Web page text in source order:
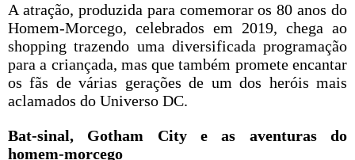
A atração, produzida para comemorar os 80 anos do
Homem-Morcego, celebrados em 2019, chega ao
shopping trazendo uma diversificada programação
para a criançada, mas que também promete encantar
os fãs de várias gerações de um dos heróis mais
aclamados do Universo DC.
Bat-sinal, Gotham City e as aventuras do
homem-morcego